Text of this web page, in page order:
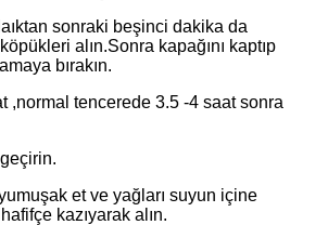
sonraki beşinci dakika da
alın.Sonra kapağını kaptıp
bırakın.
,normal tencerede 3.5 -4 saat sonra
et ve yağları suyun içine
kazıyarak alın.